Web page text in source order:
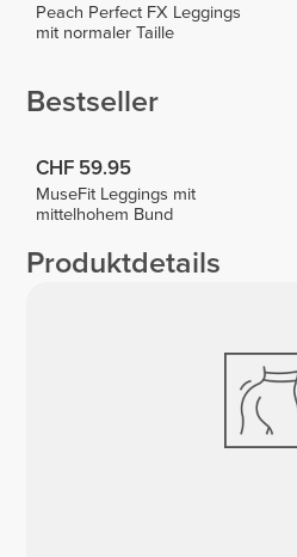
Peach Perfect FX Leggings
mit normaler Taille
Bestseller
CHF 59.95
MuseFit Leggings mit
mittelhohem Bund
Produktdetails